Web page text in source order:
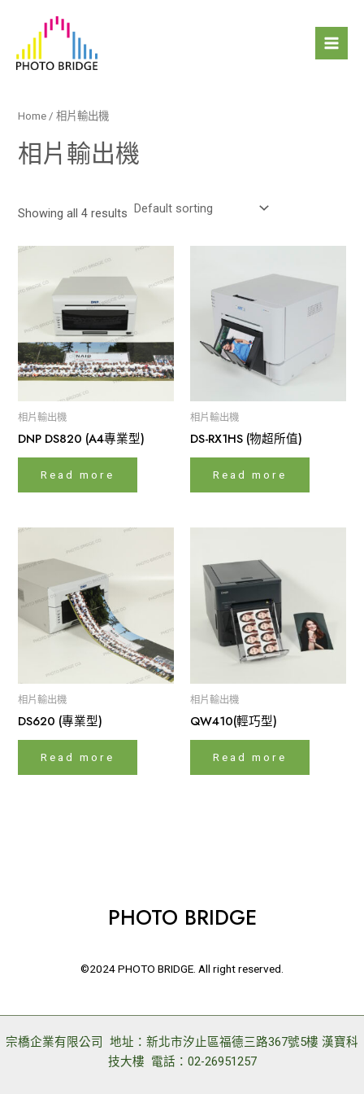
Home / 相片輸出機
相片輸出機
Showing all 4 results
相片輸出機
DNP DS820 (A4專業型)
Read more
相片輸出機
DS-RX1HS (物超所值)
Read more
相片輸出機
DS620 (專業型)
Read more
相片輸出機
QW410(輕巧型)
Read more
PHOTO BRIDGE
©2024 PHOTO BRIDGE. All right reserved.
宗橋企業有限公司 地址：新北市汐止區福德三路367號5樓 漢寶科
技大樓 電話：02-26951257